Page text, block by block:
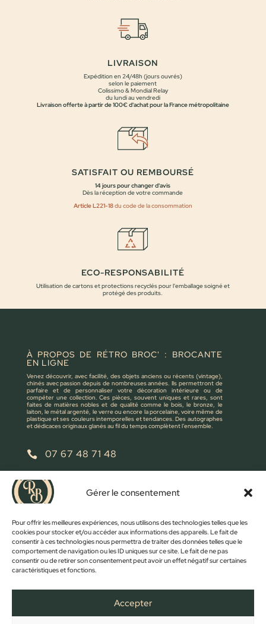
Gérer le consentement
Pour offrir les meilleures expériences, nous utilisons des technologies telles que les
cookies pour stocker et/ou accéder aux informations des appareils. Le fait de
consentir à ces technologies nous permettra de traiter des données telles que le
comportement de navigation ou les ID uniques sur ce site. Le fait de ne pas
consentir ou de retirer son consentement peut avoir un effet négatif sur certaines
caractéristiques et fonctions.
Accepter
LIVRAISON
Expédition en 24/48h (jours ouvrés)
selon le paiement
Colissimo & Mondial Relay
du lundi au vendredi
Livraison offerte à partir de 100€ d'achat pour la France métropolitaine
SATISFAIT OU REMBOURSÉ
14 jours pour changer d'avis
Dès la réception de votre commande
Article L221-18du code de la consommation
ECO-RESPONSABILITÉ
Utilisation de cartons et protections recyclés pour l'emballage soigné et
protégé des produits.
À PROPOS DE RÉTRO BROC' : BROCANTE
EN LIGNE
Venez découvrir, avec facilité, des objets anciens ou récents (vintage),
chinés avec passion depuis de nombreuses années. Ils permettront de
parfaire et de personnaliser votre décoration intérieure ou de
compéter une collection. Ces pièces, souvent uniques et rares, sont
faites de matières nobles et de qualité comme le bois, le bronze, le
laiton, le métal argenté, le verre ou encore la porcelaine, voire même de
plastique et ses couleurs intemporelles et tendances. Des autographes
et dédicaces originaux glanés au fil du temps complètent l’ensemble.
 07 67 48 71 48
 retrobroc85@gmail.com